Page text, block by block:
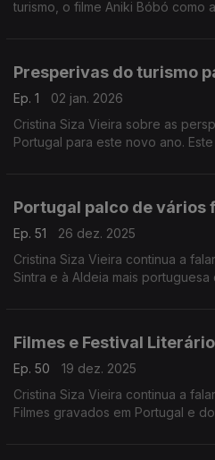
turismo, o filme Aniki Bóbó como
Presperivas do turismo
Ep. 1
02 jan. 2026
Cristina Siza Vieira sobre as
Portugal para este novo ano.
Portugal palco de vários
Ep. 51
26 dez. 2025
Cristina Siza Vieira continua a
Sintra e à Aldeia mais
Filmes e Festival
Ep. 50
19 dez. 2025
Cristina Siza Vieira continua a
Filmes gravados em Portugal e do Festival Internacional